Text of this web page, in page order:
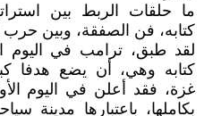
ما حلقات الربط بين
كتابه، فن الصفقة، وبين حرب
لقد طبق، ترامب في اليوم
كتابه وهي، أن يضع هدفا
غزة، فقد أعلن في اليوم
بكاملها، باعتبارها مدينة